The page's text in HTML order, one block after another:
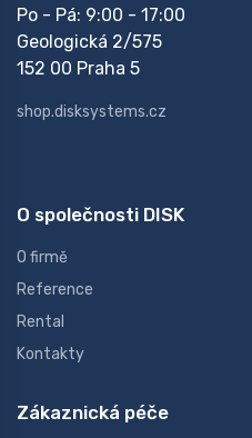
Po - Pá: 9:00 - 17:00
Geologická 2/575
152 00 Praha 5
shop.disksystems.cz
O společnosti DISK
O firmě
Reference
Rental
Kontakty
Zákaznická péče